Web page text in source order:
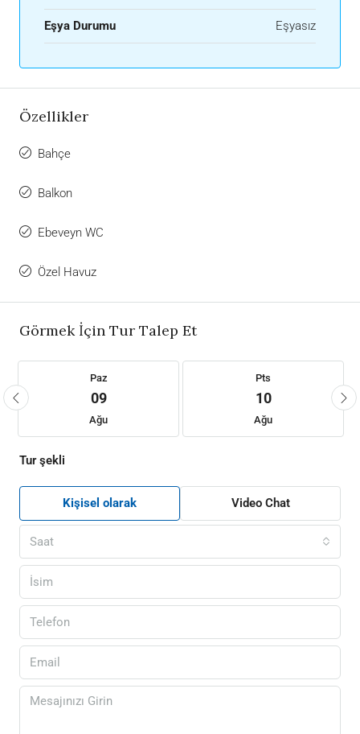
Eşya Durumu Eşyasız
Özellikler
Bahçe
Balkon
Ebeveyn WC
Özel Havuz
Görmek İçin Tur Talep Et
Paz
09
Ağu
Pts
10
Ağu
Tur şekli
Kişisel olarak Video Chat
Saat